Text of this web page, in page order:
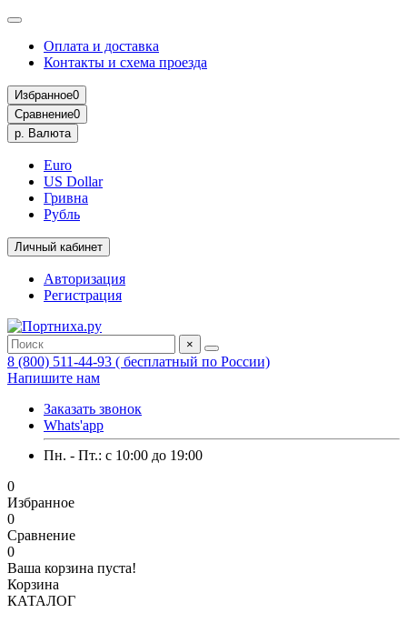
Оплата и доставка
Контакты и схема проезда
Избранное0
Сравнение0
р. Валюта
Euro
US Dollar
Гривна
Рубль
Личный кабинет
Авторизация
Регистрация
×
8 (800) 511-44-93 ( бесплатный по России)
Напишите нам
Заказать звонок
Whats'app
Пн. - Пт.: c 10:00 до 19:00
0
Избранное
0
Сравнение
0
Ваша корзина пуста!
Корзина
КАТАЛОГ